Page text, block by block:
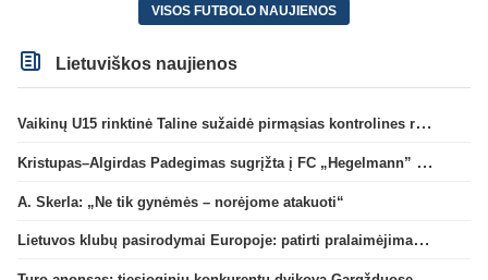
VISOS FUTBOLO NAUJIENOS
Lietuviškos naujienos
Vaikinų U15 rinktinė Taline sužaidė pirmąsias kontrolines rungtynes
Kristupas–Algirdas Padegimas sugrįžta į FC „Hegelmann” B sudėtį
A. Skerla: „Ne tik gynėmės – norėjome atakuoti“
Lietuvos klubų pasirodymai Europoje: patirti pralaimėjimai Kroatijos atstovams